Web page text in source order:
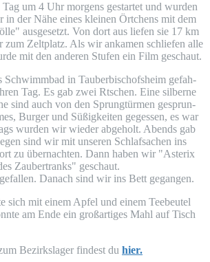
um 4 Uhr mor­gens gestar­tet und wur­den
in der Nähe eines klei­nen Ört­chens mit dem
aus­ge­setzt. Von dort aus lie­fen sie 17 km
zum Zelt­platz. Als wir anka­men schlie­fen alle
mit den ande­ren Stu­fen ein Film geschaut.
in Tau­ber­bi­schofs­heim gefah­
Tag. Es gab zwei Rtschen. Eine sil­ber­ne
sind auch von den Sprung­tür­men gesprun­
Bur­ger und Süßig­kei­ten geges­sen, es war
wur­den wir wie­der abge­holt. Abends gab
sind wir mit unse­ren Schlaf­sa­chen ins
zu über­nach­ten. Dann haben wir "Aste­rix
Zau­ber­tranks" geschaut.
Danach sind wir ins Bett gegangen.
sich mit einem Apfel und einem Tee­beu­tel
am Ende ein groß­ar­ti­ges Mahl auf Tisch
Bezirks­la­ger fin­dest du hier.